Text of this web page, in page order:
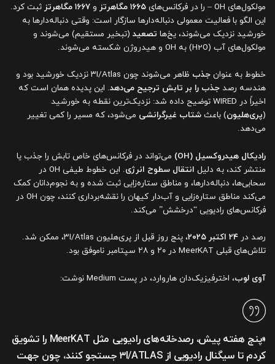
مولکول‌های OH – را در فرکانس‌های
۱۶۶۵ مگاهرتز و ۱۶۶۷ مگاهرتز
ثبت کرد.
این الگو با فعالیت معمولی دنباله‌دارها سازگار است: وقتی دنباله‌دارها به
خورشید نزدیک می‌شوند، یخ‌ها تصعید (تبخیر مستقیم) می‌شوند و
مولکول‌های آب (H2O) به OH و هیدروژن شکسته می‌شوند.
خطوط به عنوان جذب
ظاهر می‌شوند چون ۳I/Atlas نزدیک خورشید بود و
هندسه رصد جذب را بر تابش ترجیح می‌دهد. این پدیده همان است که
اخیراً در WIRED توضیح داده شد: نزدیک‌ترین نقطه به خورشید
(پری‌هلیون) باعث شتاب غیرگرانشی می‌شود، که مسیر را کمی تغییر
می‌دهد.
رادیکال هیدروکسیل (OH)
می‌تواند در فرکانس‌های خاص تابش را جذب یا
منتشر کند، به دلیل انتقال سطوح انرژی
. این خطوط طیفی OH در
سحابی‌ها، دنباله‌دارها، و مناطق ستاره‌زایی ثبت شده و به نجوم‌دانان کمک
می‌کند مناطق ستاره‌زایی و آب‌دار کیهان را نقشه‌برداری کنند، چون OH در
فرکانس‌های رادیویی “درخشش” می‌کند.
رصد در ۲۴ اکتبر ۲۰۲۵
، پنج روز قبل از پری‌هلیون ۳I/Atlas، ممکن شد.
تلاش‌های قبلی MeerKAT در ۲۰ و ۲۸ سپتامبر ناموفق بود.
آوی لوب، اخترفیزیک‌دان هاروارد، در پست Medium نوشت:
«پنج هفته پیش، رصدخانه‌های رادیویی مثل MeerKAT را تشویق
کردم تا سیگنال رادیویی از ۳I/ATLAS جستجو کنند، چون جهت